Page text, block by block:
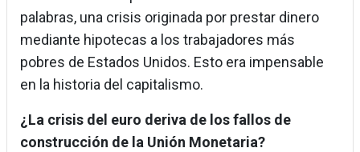
palabras, una crisis originada por prestar dinero
mediante hipotecas a los trabajadores más
pobres de Estados Unidos. Esto era impensable
en la historia del capitalismo.
¿La crisis del euro deriva de los fallos de
construcción de la Unión Monetaria?